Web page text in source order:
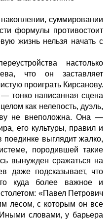
суммировании
формулы противостоит
жизнь нельзя начать с
настолько
что он заставляет
проиграть Кирсанову.
тонко написанная сцена
как нелепость, дуэль,
не внеположна. Она —
его культуры, правил и
выглядит жалко,
породившей такие
вынужден сражаться на
даже подсказывает, что
куда более важное и
«Павел Петрович
лесом, с которым он все
словами, у барьера